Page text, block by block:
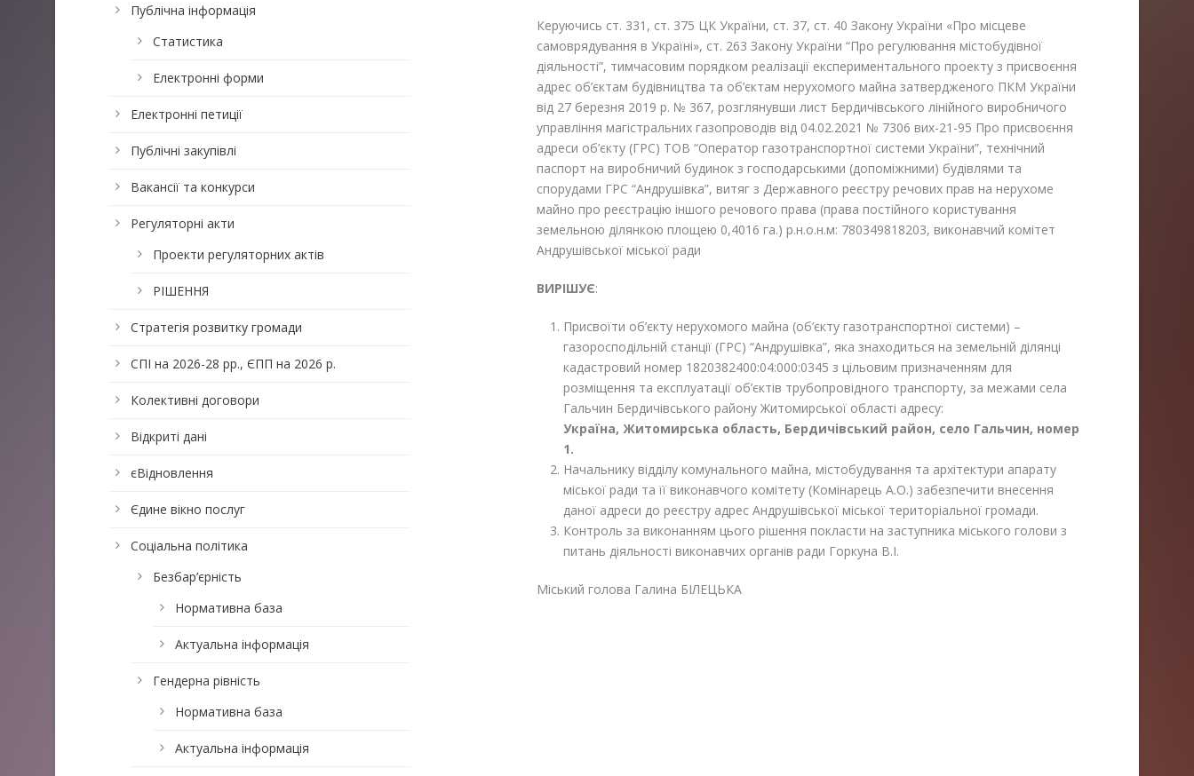
Керуючись ст. 331, ст. 375 ЦК України, ст. 37, ст. 40 Закону України «Про місцеве
самоврядування в Україні», ст. 263 Закону України “Про регулювання містобудівної
діяльності”, тимчасовим порядком реалізації експериментального проекту з присвоєння
адрес об’єктам будівництва та об’єктам нерухомого майна затвердженого ПКМ України
від 27 березня 2019 р. № 367, розглянувши лист Бердичівського лінійного виробничого
управління магістральних газопроводів від 04.02.2021 № 7306 вих-21-95 Про присвоєння
адреси об’єкту (ГРС) ТОВ “Оператор газотранспортної системи України”, технічний
паспорт на виробничий будинок з господарськими (допоміжними) будівлями та
спорудами ГРС “Андрушівка”, витяг з Державного реєстру речових прав на нерухоме
майно про реєстрацію іншого речового права (права постійного користування
земельною ділянкою площею 0,4016 га.) р.н.о.н.м: 780349818203, виконавчий комітет
Андрушівської міської ради
ВИРІШУЄ:
Присвоїти об’єкту нерухомого майна (об’єкту газотранспортної системи) –
газоросподільній станції (ГРС) “Андрушівка”, яка знаходиться на земельній ділянці
кадастровий номер 1820382400:04:000:0345 з цільовим призначенням для
розміщення та експлуатації об’єктів трубопровідного транспорту, за межами села
Гальчин Бердичівського району Житомирської області адресу:
Україна, Житомирська область, Бердичівський район, село Гальчин, номер
1.
Начальнику відділу комунального майна, містобудування та архітектури апарату
міської ради та її виконавчого комітету (Комінарець А.О.) забезпечити внесення
даної адреси до реєстру адрес Андрушівської міської територіальної громади.
Контроль за виконанням цього рішення покласти на заступника міського голови з
питань діяльності виконавчих органів ради Горкуна В.І.
Міський голова Галина БІЛЕЦЬКА
Публічна інформація
Статистика
Електронні форми
Електронні петиції
Публічні закупівлі
Вакансії та конкурси
Регуляторні акти
Проекти регуляторних актів
РІШЕННЯ
Стратегія розвитку громади
СПІ на 2026-28 рр., ЄПП на 2026 р.
Колективні договори
Відкриті дані
єВідновлення
Єдине вікно послуг
Соціальна політика
Безбар’єрність
Нормативна база
Актуальна інформація
Гендерна рівність
Нормативна база
Актуальна інформація